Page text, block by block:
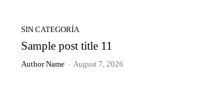
SIN CATEGORÍA
Sample post title 11
Author Name - August 7, 2026